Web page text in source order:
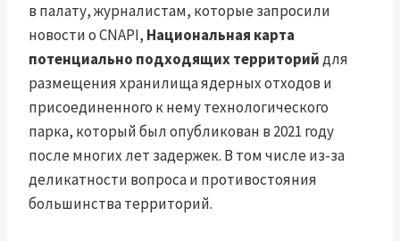
в палату, журналистам, которые запросили
новости о CNAPI, Национальная карта
потенциально подходящих территорийдля
размещения хранилища ядерных отходов и
присоединенного к нему технологического
парка, который был опубликован в 2021 году
после многих лет задержек. В том числе из-за
деликатности вопроса и противостояния
большинства территорий.